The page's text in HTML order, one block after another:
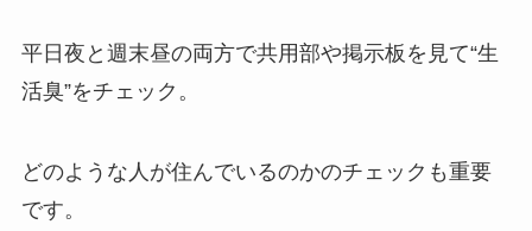
平日夜と週末昼の両方で共用部や掲示板を見て“生
活臭”をチェック。
どのような人が住んでいるのかのチェックも重要
です。